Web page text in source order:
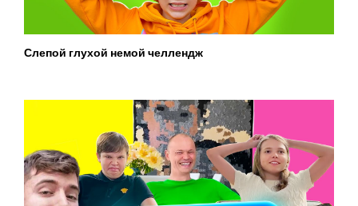
Слепой глухой немой челлендж